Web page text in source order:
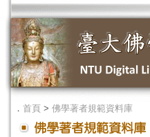
． 首頁 > 佛學著者規範資料庫